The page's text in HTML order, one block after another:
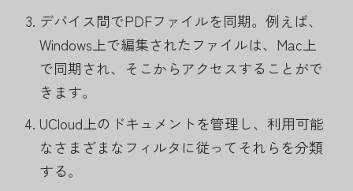
デバイス間でPDFファイルを同期。例えば、
Windows上で編集されたファイルは、Mac上
で同期され、そこからアクセスすることがで
きます。
UCloud上のドキュメントを管理し、利用可能
なさまざまなフィルタに従ってそれらを分類
する。